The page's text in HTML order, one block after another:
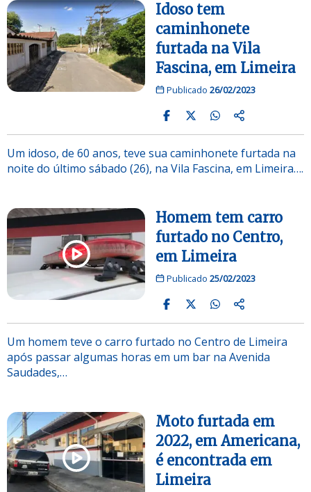
Idoso tem
caminhonete
furtada na Vila
Fascina, em Limeira
Publicado 26/02/2023
Um idoso, de 60 anos, teve sua caminhonete furtada na
noite do último sábado (26), na Vila Fascina, em Limeira….
Homem tem carro
furtado no Centro,
em Limeira
Publicado 25/02/2023
Um homem teve o carro furtado no Centro de Limeira
após passar algumas horas em um bar na Avenida
Saudades,…
Moto furtada em
2022, em Americana,
é encontrada em
Limeira